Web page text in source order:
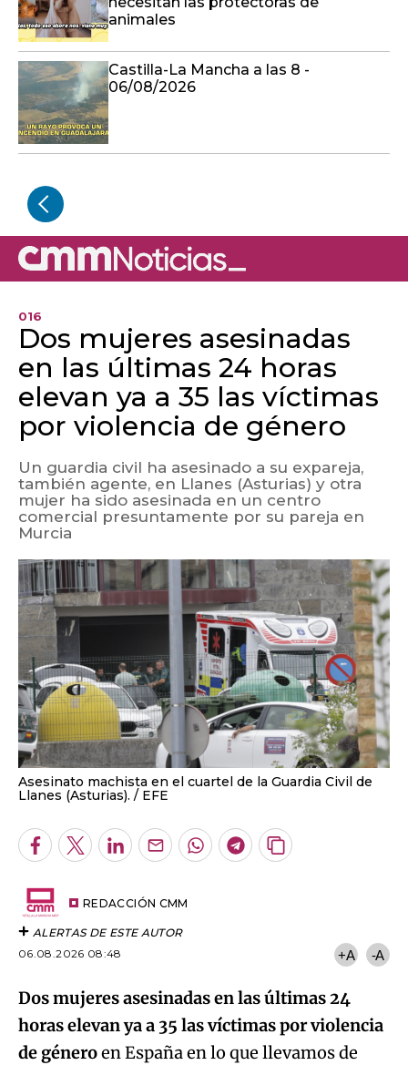
animales
Castilla-La Mancha a las 8 -
06/08/2026
016
Dos mujeres asesinadas
en las últimas 24 horas
elevan ya a 35 las víctimas
por violencia de género
Un guardia civil ha asesinado a su expareja,
también agente, en Llanes (Asturias) y otra
mujer ha sido asesinada en un centro
comercial presuntamente por su pareja en
Murcia
Asesinato machista en el cuartel de la Guardia Civil de
Llanes (Asturias).
EFE
Facebook
TwitterLinkedInEnviarWhatsapp
Telegram
Copiar
REDACCIÓN CMM
ALERTAS DE ESTE AUTOR
06.08.2026 08:48
+A -A
Dos mujeres asesinadas en las últimas 24
horas elevan ya a 35 las víctimas por violencia
de géneroen España en lo que llevamos de